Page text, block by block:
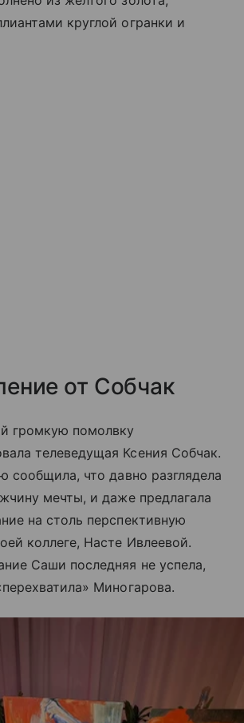
круглой огранки и
от Собчак
громкую помолвку
телеведущая Ксения Собчак.
сообщила, что давно разглядела
мечты, и даже предлагала
на столь перспективную
коллеге, Насте Ивлеевой.
Саши последняя не успела,
Миногарова.